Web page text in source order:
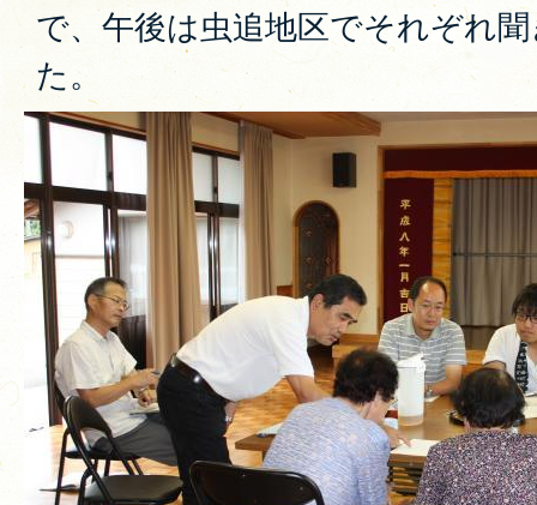
で、午後は虫追地区でそれぞれ
た。